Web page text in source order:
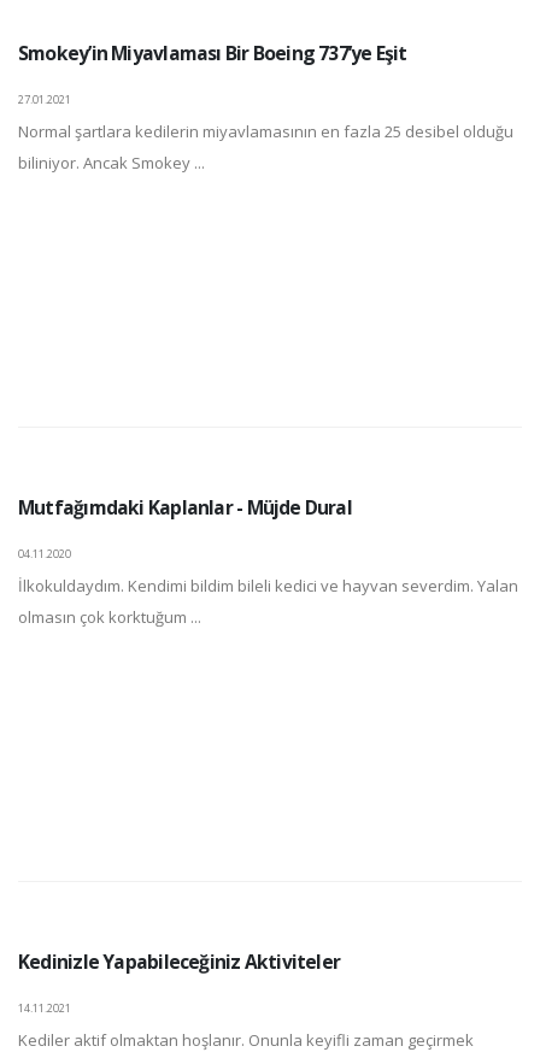
Smokey’in Miyavlaması Bir Boeing 737’ye Eşit
27.01.2021
Normal şartlara kedilerin miyavlamasının en fazla 25 desibel olduğu
biliniyor. Ancak Smokey ...
Mutfağımdaki Kaplanlar - Müjde Dural
04.11.2020
İlkokuldaydım. Kendimi bildim bileli kedici ve hayvan severdim. Yalan
olmasın çok korktuğum ...
Kedinizle Yapabileceğiniz Aktiviteler
14.11.2021
Kediler aktif olmaktan hoşlanır. Onunla keyifli zaman geçirmek